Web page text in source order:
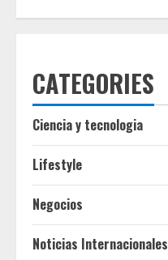
CATEGORIES
Ciencia y tecnologia
Lifestyle
Negocios
Noticias Internacionales